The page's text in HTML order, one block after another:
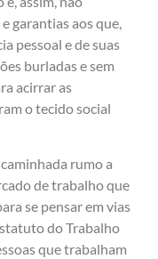
garantias aos que,
pessoal e de suas
burladas e sem
acirrar as
o tecido social
rumo a
de trabalho que
se pensar em vias
do Trabalho
que trabalham